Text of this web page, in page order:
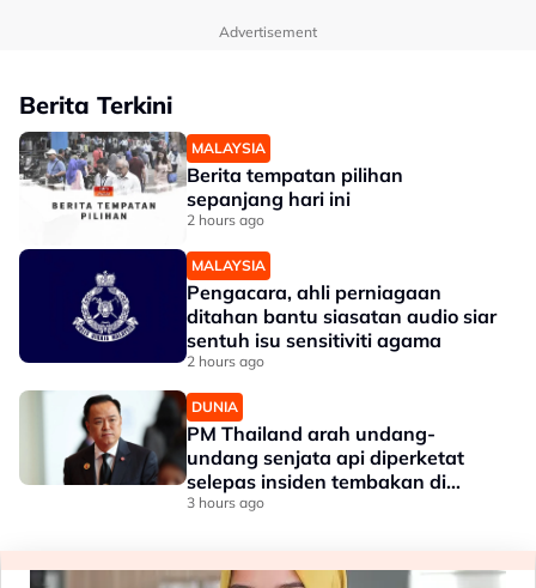
Advertisement
Berita Terkini
MALAYSIA
Berita tempatan pilihan
sepanjang hari ini
2 hours ago
MALAYSIA
Pengacara, ahli perniagaan
ditahan bantu siasatan audio siar
sentuh isu sensitiviti agama
2 hours ago
DUNIA
PM Thailand arah undang-
undang senjata api diperketat
selepas insiden tembakan di
sekolah
3 hours ago